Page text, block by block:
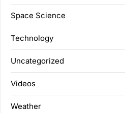
Space Science
Technology
Uncategorized
Videos
Weather